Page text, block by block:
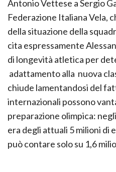
Antonio Vettese a Sergio
Federazione Italiana Vela,
della situazione della
cita espressamente
di longevità atletica per
adattamento alla nuova
chiude lamentandosi del
internazionali possono
preparazione olimpica:
era degli attuali 5 milioni di
può contare solo su 1,6